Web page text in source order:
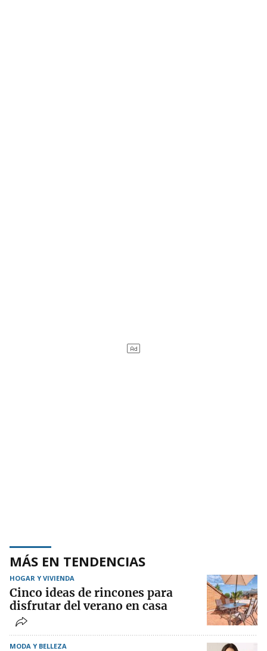
MÁS EN TENDENCIAS
HOGAR Y VIVIENDA
Cinco ideas de rincones para
disfrutar del verano en casa
MODA Y BELLEZA